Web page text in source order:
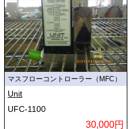
マスフローコントローラー（MFC）
Unit
UFC-1100
30,000円